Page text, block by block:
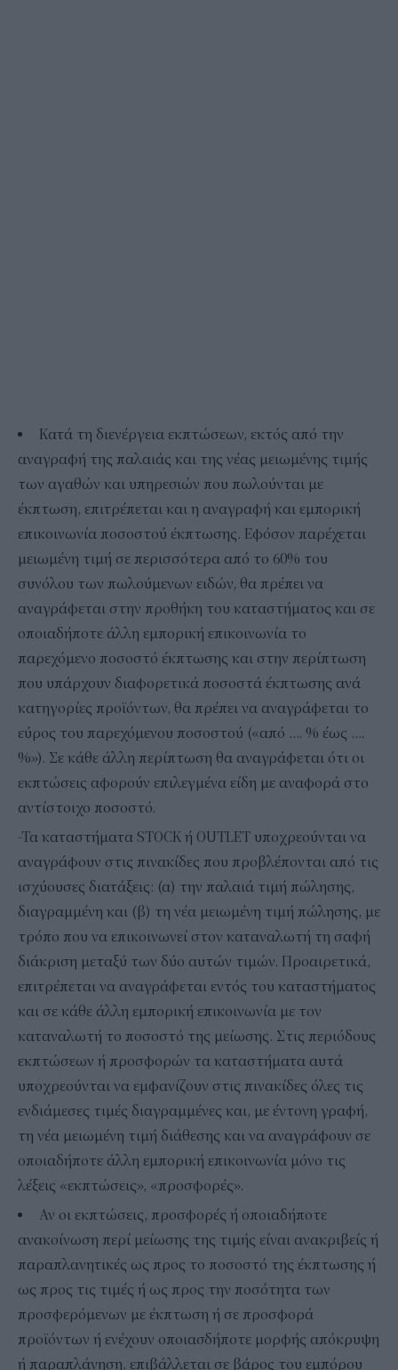
Κατά τη διενέργεια εκπτώσεων, εκτός από την
αναγραφή της παλαιάς και της νέας μειωμένης τιμής
των αγαθών και υπηρεσιών που πωλούνται με
έκπτωση, επιτρέπεται και η αναγραφή και εμπορική
επικοινωνία ποσοστού έκπτωσης. Εφόσον παρέχεται
μειωμένη τιμή σε περισσότερα από το 60% του
συνόλου των πωλούμενων ειδών, θα πρέπει να
αναγράφεται στην προθήκη του καταστήματος και σε
οποιαδήποτε άλλη εμπορική επικοινωνία το
παρεχόμενο ποσοστό έκπτωσης και στην περίπτωση
που υπάρχουν διαφορετικά ποσοστά έκπτωσης ανά
κατηγορίες προϊόντων, θα πρέπει να αναγράφεται το
εύρος του παρεχόμενου ποσοστού («από …. % έως ….
%»). Σε κάθε άλλη περίπτωση θα αναγράφεται ότι οι
εκπτώσεις αφορούν επιλεγμένα είδη με αναφορά στο
αντίστοιχο ποσοστό.
-Τα καταστήματα STOCK ή OUTLET υποχρεούνται να
αναγράφουν στις πινακίδες που προβλέπονται από τις
ισχύουσες διατάξεις: (α) την παλαιά τιμή πώλησης,
διαγραμμένη και (β) τη νέα μειωμένη τιμή πώλησης, με
τρόπο που να επικοινωνεί στον καταναλωτή τη σαφή
διάκριση μεταξύ των δύο αυτών τιμών. Προαιρετικά,
επιτρέπεται να αναγράφεται εντός του καταστήματος
και σε κάθε άλλη εμπορική επικοινωνία με τον
καταναλωτή το ποσοστό της μείωσης. Στις περιόδους
εκπτώσεων ή προσφορών τα καταστήματα αυτά
υποχρεούνται να εμφανίζουν στις πινακίδες όλες τις
ενδιάμεσες τιμές διαγραμμένες και, με έντονη γραφή,
τη νέα μειωμένη τιμή διάθεσης και να αναγράφουν σε
οποιαδήποτε άλλη εμπορική επικοινωνία μόνο τις
λέξεις «εκπτώσεις», «προσφορές».
Αν οι εκπτώσεις, προσφορές ή οποιαδήποτε
ανακοίνωση περί μείωσης της τιμής είναι ανακριβείς ή
παραπλανητικές ως προς το ποσοστό της έκπτωσης ή
ως προς τις τιμές ή ως προς την ποσότητα των
προσφερόμενων με έκπτωση ή σε προσφορά
προϊόντων ή ενέχουν οποιασδήποτε μορφής απόκρυψη
ή παραπλάνηση, επιβάλλεται σε βάρος του εμπόρου